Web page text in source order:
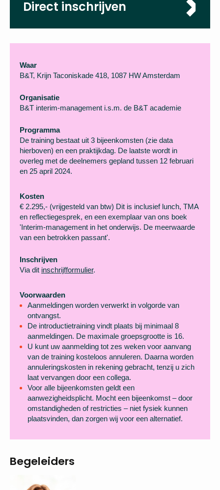
Direct inschrijven
Waar
B&T, Krijn Taconiskade 418, 1087 HW Amsterdam
Organisatie
B&T interim-management i.s.m. de B&T academie
Programma
De training bestaat uit 3 bijeenkomsten (zie data
hierboven) en een praktijkdag. De laatste wordt in
overleg met de deelnemers gepland tussen 12 februari
en 25 april 2024.
Kosten
€ 2.295,- (vrijgesteld van btw) Dit is inclusief lunch, TMA
en reflectiegesprek, en een exemplaar van ons boek
'Interim-management in het onderwijs. De meerwaarde
van een betrokken passant'.
Inschrijven
Via dit inschrijfformulier.
Voorwaarden
Aanmeldingen worden verwerkt in volgorde van
ontvangst.
De introductietraining vindt plaats bij minimaal 8
aanmeldingen. De maximale groepsgrootte is 16.
U kunt uw aanmelding tot zes weken voor aanvang
van de training kosteloos annuleren. Daarna worden
annuleringskosten in rekening gebracht, tenzij u zich
laat vervangen door een collega.
Voor alle bijeenkomsten geldt een
aanwezigheidsplicht. Mocht een bijeenkomst – door
omstandigheden of restricties – niet fysiek kunnen
plaatsvinden, dan zorgen wij voor een alternatief.
Begeleiders